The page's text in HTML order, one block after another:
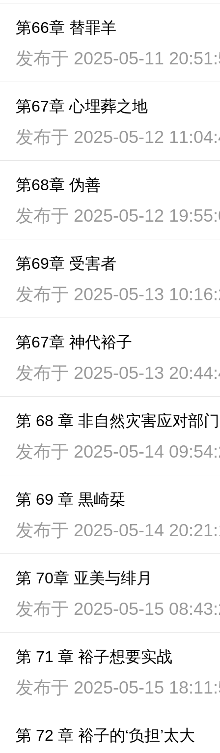
第66章 替罪羊
发布于 2025-05-11
第67章 心埋葬之地
发布于 2025-05-12
第68章 伪善
发布于 2025-05-12
第69章 受害者
发布于 2025-05-13
第67章 神代裕子
发布于 2025-05-13
第 68 章 非自然灾害应对部门
发布于 2025-05-14
第 69 章 黒崎栞
发布于 2025-05-14
第 70章 亚美与绯月
发布于 2025-05-15
第 71 章 裕子想要实战
发布于 2025-05-15
第 72 章 裕子的‘负担’太大